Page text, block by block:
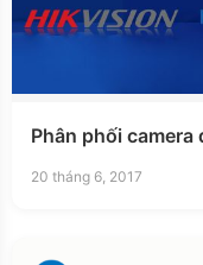
Phân phối
20 tháng 6, 2017